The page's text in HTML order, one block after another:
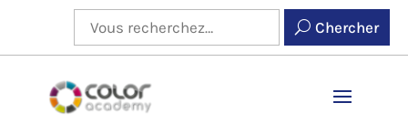
Chercher